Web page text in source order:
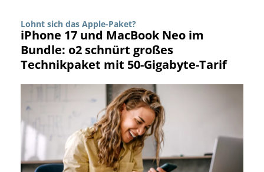
Lohnt sich das Apple-Paket?
iPhone 17 und MacBook Neo im
Bundle: o2 schnürt großes
Technikpaket mit 50-Gigabyte-Tarif